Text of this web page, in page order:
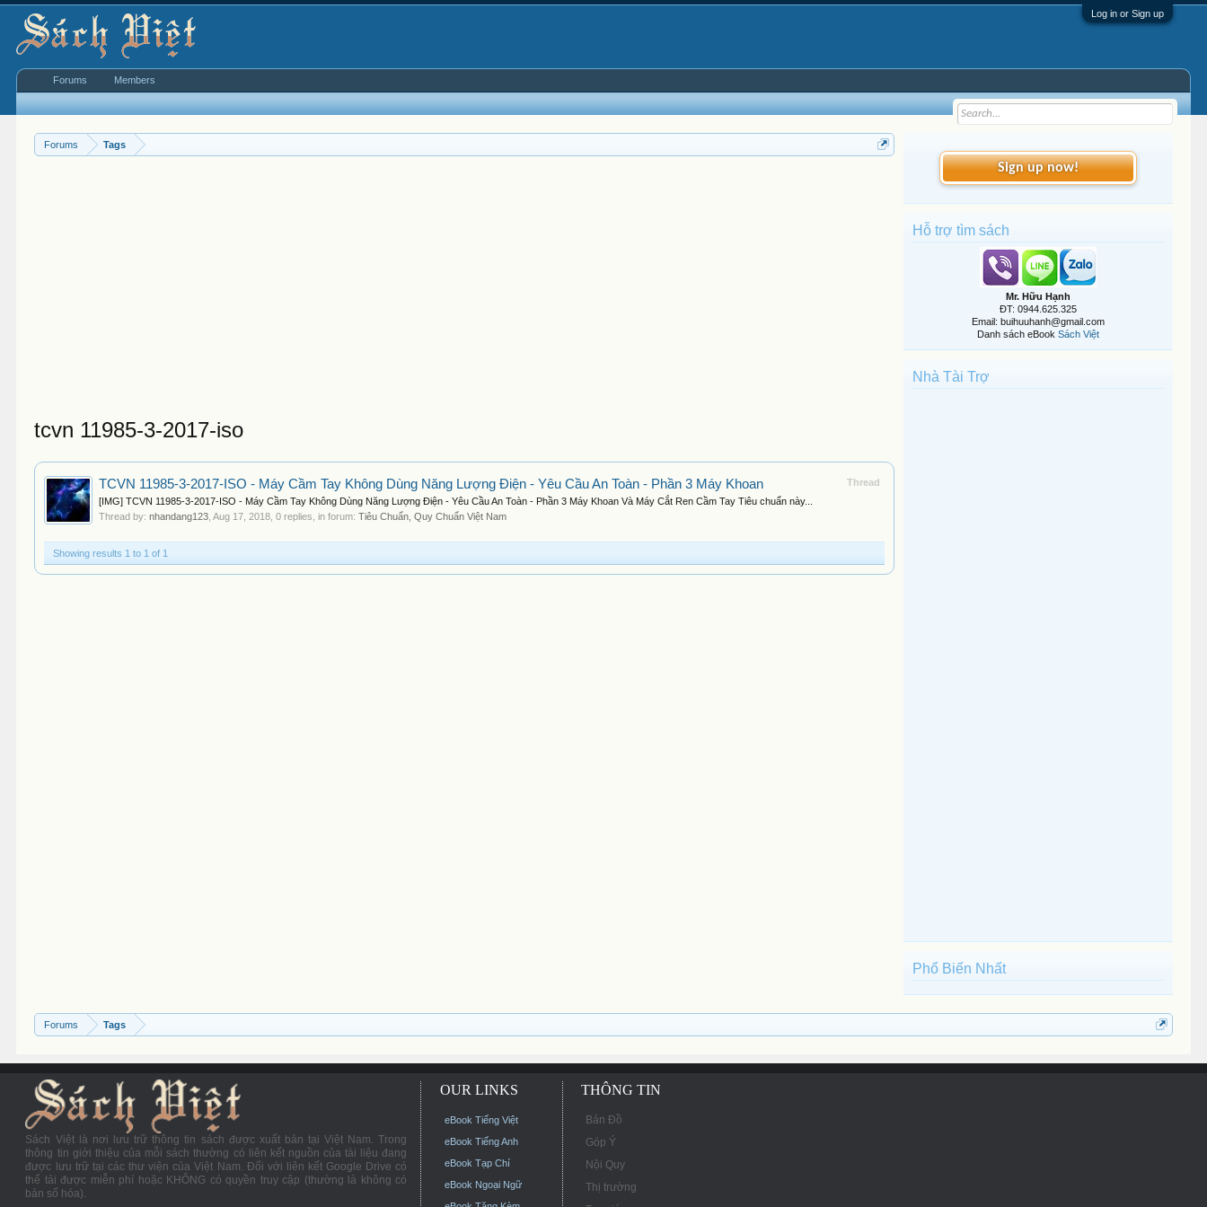
Log in or Sign up
Forums Tags
tcvn 11985-3-2017-iso
Thread
TCVN 11985-3-2017-ISO - Máy Cầm Tay Không Dùng Năng Lượng Điện - Yêu Cầu An Toàn - Phần 3 Máy Khoan
[IMG] TCVN 11985-3-2017-ISO - Máy Cầm Tay Không Dùng Năng Lượng Điện - Yêu Cầu An Toàn - Phần 3 Máy Khoan Và Máy Cắt Ren Cầm Tay Tiêu chuẩn này...
Thread by:nhandang123 ,Aug 17, 2018 , 0 replies, in forum:Tiêu Chuẩn, Quy Chuẩn Việt Nam
Showing results 1 to 1 of 1
Sign up now!
Hỗ trợ tìm sách
Mr. Hữu Hạnh
ĐT: 0944.625.325
Email: buihuuhanh@gmail.com
Danh sách eBook Sách Việt
Nhà Tài Trợ
Phổ Biến Nhất
Forums Tags
Forums Members
Sách Việt là nơi lưu trữ thông tin sách được xuất bản tại Việt Nam. Trong
thông tin giới thiệu của mỗi sách thường có liên kết nguồn của tài liệu đang
được lưu trữ tại các thư viện của Việt Nam. Đối với liên kết Google Drive có
thể tải được miễn phí hoặc KHÔNG có quyền truy cập (thường là không có
bản số hóa).
OUR LINKS
eBook Tiếng Việt
eBook Tiếng Anh
eBook Tạp Chí
eBook Ngoại Ngữ
THÔNG TIN
Bản Đồ
Góp Ý
Nội Quy
Thị trường